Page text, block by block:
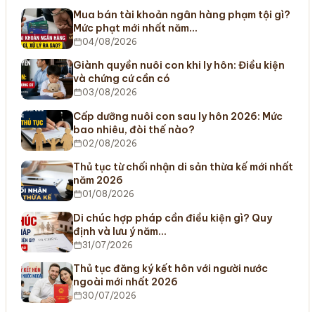
Mua bán tài khoản ngân hàng phạm tội gì?
Mức phạt mới nhất năm…
04/08/2026
Giành quyền nuôi con khi ly hôn: Điều kiện
và chứng cứ cần có
03/08/2026
Cấp dưỡng nuôi con sau ly hôn 2026: Mức
bao nhiêu, đòi thế nào?
02/08/2026
Thủ tục từ chối nhận di sản thừa kế mới nhất
năm 2026
01/08/2026
Di chúc hợp pháp cần điều kiện gì? Quy
định và lưu ý năm…
31/07/2026
Thủ tục đăng ký kết hôn với người nước
ngoài mới nhất 2026
30/07/2026